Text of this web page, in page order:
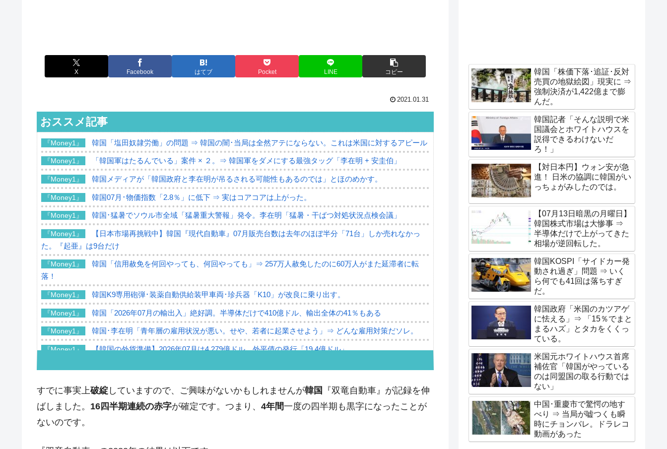
X Facebook はてブ Pocket LINE コピー
2021.01.31
おススメ記事
『Money1』 韓国「塩田奴隷労働」の問題 ⇒ 韓国の闇･当局は全然アテにならない。これは米国に対するアピール
『Money1』 「韓国軍はたるんでいる」案件 × ２。⇒ 韓国軍をダメにする最強タッグ「李在明 + 安圭伯」
『Money1』 韓国メディアが「韓国政府と李在明が吊るされる可能性もあるのでは」とほのめかす。
『Money1』 韓国07月･物価指数「2.8％」に低下 ⇒ 実はコアコアは上がった。
『Money1』 韓国･猛暑でソウル市全域「猛暑重大警報」発令。李在明「猛暑・干ばつ対処状況点検会議」
『Money1』
【日本市場再挑戦中】韓国『現代自動車』07月販売台数は去年のほぼ半分「71台」しか売れなかっ
た。『起亜』は9台だけ
『Money1』
韓国「信用赦免を何回やっても、何回やっても」⇒ 257万人赦免したのに60万人がまた延滞者に転
落！
『Money1』 韓国K9専用砲弾･装薬自動供給装甲車両･珍兵器「K10」が改良に乗り出す。
『Money1』 韓国「2026年07月の輸出入」絶好調。半導体だけで410億ドル、輸出全体の41％もある
『Money1』 韓国･李在明「青年層の雇用状況が悪い。せや、若者に起業させよう」⇒ どんな雇用対策だソレ。
『Money1』 【韓国の外貨準備】2026年07月は4,279億ドル。外平債の発行「19.4億ドル」
『Money1』 韓国･李在明さっそく不動産対策で浅薄な発言。
『Money1』 韓国は「中国と同じく」投資に不適格な国だ。
『Money1』
すでに事実上破綻 していますので、ご興味がないかもしれませんが韓国
『双竜自動車』が記録を伸
ばしました。 16四半期連続の赤字が確定です。つまり、 4年間一度の四半期も黒字になったことが
ないのです。
韓国「株価下落･追証･反対
売買の地獄絵図」現実に ⇒
強制決済が1,422億まで膨
んだ。
韓国記者「そんな説明で米
国議会とホワイトハウスを
説得できるわけないだ
ろ！」
【対日本円】ウォン安が急
進！ 日米の協調に韓国がい
っちょがみしたのでは。
【07月13日暗黒の月曜日】
韓国株式市場は大惨事 ⇒
半導体だけで上がってきた
相場が逆回転した。
韓国KOSPI「サイドカー発
動され過ぎ」問題 ⇒ いく
ら何でも41回は落ちすぎ
だ。
韓国政府「米国のカツアゲ
に怯える」⇒ 「15％でまと
まるハズ」とタカをくくっ
ている。
米国元ホワイトハウス首席
補佐官「韓国がやっている
のは同盟国の取る行動では
ない」
中国･重慶市で驚愕の地す
べり ⇒ 当局が嘘つくも瞬
時にチョンバレ。ドラレコ
動画があった